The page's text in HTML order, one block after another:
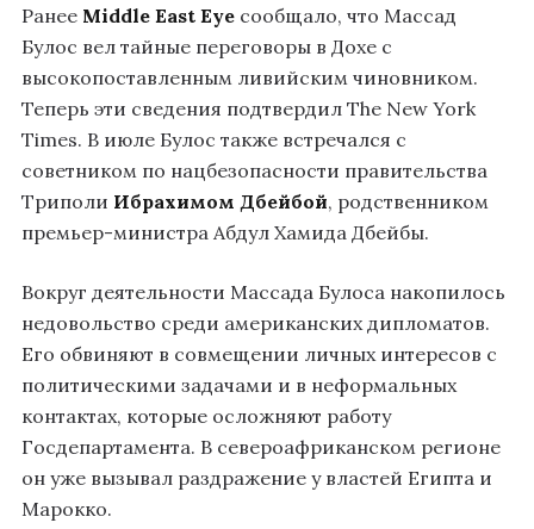
Ранее Middle East Eye сообщало, что Массад
Булос вел тайные переговоры в Дохе с
высокопоставленным ливийским чиновником.
Теперь эти сведения подтвердил The New York
Times. В июле Булос также встречался с
советником по нацбезопасности правительства
Триполи Ибрахимом Дбейбой, родственником
премьер-министра Абдул Хамида Дбейбы.
Вокруг деятельности Массада Булоса накопилось
недовольство среди американских дипломатов.
Его обвиняют в совмещении личных интересов с
политическими задачами и в неформальных
контактах, которые осложняют работу
Госдепартамента. В североафриканском регионе
он уже вызывал раздражение у властей Египта и
Марокко.